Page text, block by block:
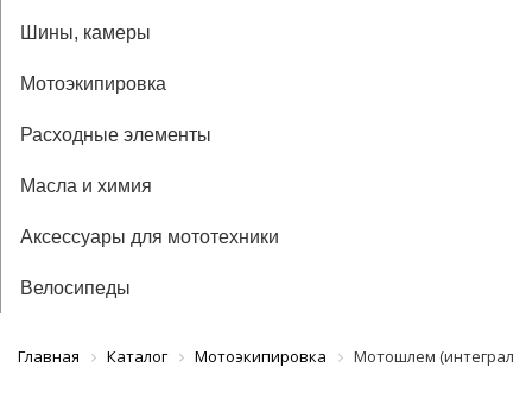
Шины, камеры
Мотоэкипировка
Расходные элементы
Масла и химия
Аксессуары для мототехники
Велосипеды
Главная Каталог Мотоэкипировка Мотошлем (интеграл)